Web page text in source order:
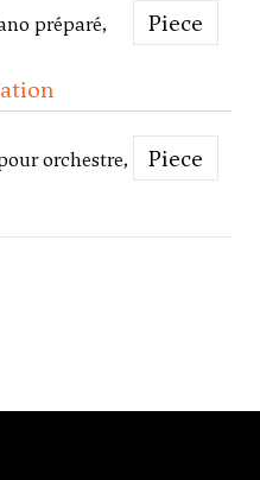
préparé,
Piece
orchestre,
Piece